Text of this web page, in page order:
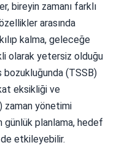
bireyin zamanı farklı
arasında
kalma, geleceğe
olarak yetersiz olduğu
bozukluğunda (TSSB)
eksikliği ve
zaman yönetimi
günlük planlama, hedef
etkileyebilir.